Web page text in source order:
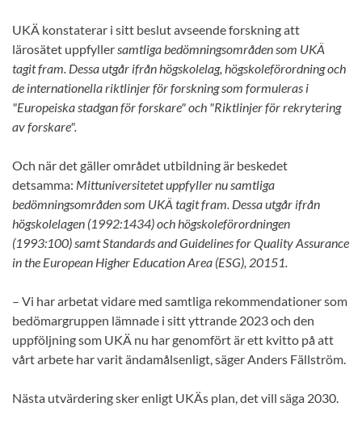
UKÄ konstaterar i sitt beslut avseende forskning att
lärosätet uppfyllersamtliga bedömningsområden som UKÄ
tagit fram. Dessa utgår ifrån högskolelag, högskoleförordning och
de internationella riktlinjer för forskning som formuleras i
"Europeiska stadgan för forskare" och "Riktlinjer för rekrytering
av forskare".
Och när det gäller området utbildning är beskedet
detsamma: Mittuniversitetet uppfyller nu samtliga
bedömningsområden som UKÄ tagit fram. Dessa utgår ifrån
högskolelagen (1992:1434) och högskoleförordningen
(1993:100) samt Standards and Guidelines for Quality Assurance
in the European Higher Education Area (ESG), 20151.
– Vi har arbetat vidare med samtliga rekommendationer som
bedömargruppen lämnade i sitt yttrande 2023 och den
uppföljning som UKÄ nu har genomfört är ett kvitto på att
vårt arbete har varit ändamålsenligt, säger Anders Fällström.
Nästa utvärdering sker enligt UKÄs plan, det vill säga 2030.